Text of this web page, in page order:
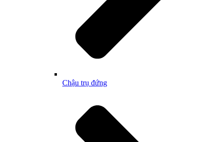
Chậu trụ đứng